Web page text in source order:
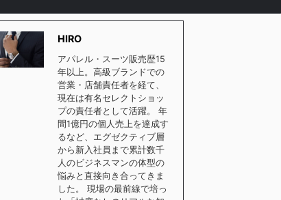
HIRO
アパレル・スーツ販売歴15
年以上。高級ブランドでの
営業・店舗責任者を経て、
現在は有名セレクトショッ
プの責任者として活躍。 年
間1億円の個人売上を達成す
るなど、エグゼクティブ層
から新入社員まで累計数千
人のビジネスマンの体型の
悩みと直接向き合ってきま
した。 現場の最前線で培っ